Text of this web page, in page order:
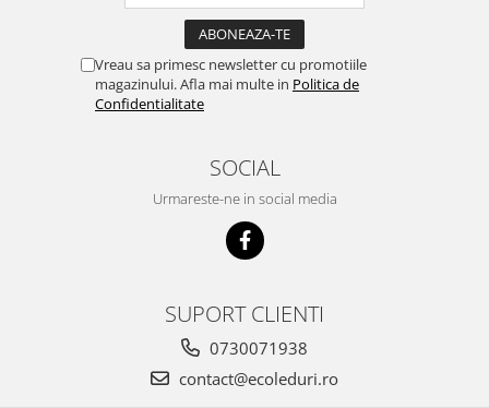
Vreau sa primesc newsletter cu promotiile
magazinului. Afla mai multe in Politica de
Confidentialitate
SOCIAL
Urmareste-ne in social media
SUPORT CLIENTI
0730071938
contact@ecoleduri.ro